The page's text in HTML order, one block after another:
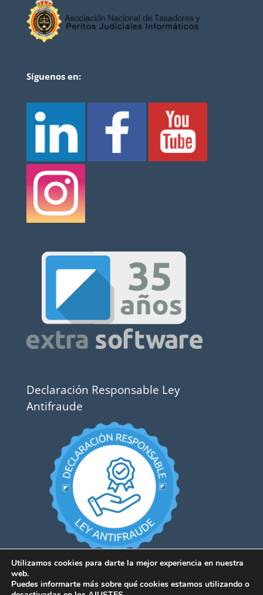
Síguenos en:
Declaración Responsable Ley
Antifraude
Utilizamos cookies para darte la mejor experiencia en nuestra
web.
Puedes informarte más sobre qué cookies estamos utilizando o